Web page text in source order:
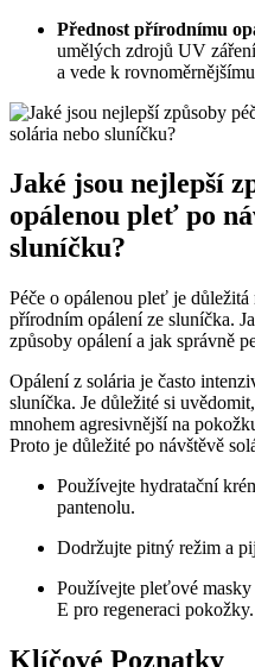
Přednost přírodnímu
umělých zdrojů UV
a vede k
Jaké jsou nejlepší
opálenou pleť po
sluníčku?
Péče o opálenou pleť je
přírodním opálení ze sluníčka.
způsoby opálení a jak správně
Opálení z solária je často
sluníčka. Je důležité si
mnohem agresivnější na
Proto je důležité po návštěvě
Používejte hydratační
pantenolu.
Dodržujte pitný režim a
Používejte pleťové
E pro regeneraci pokožky.
Klíčové Poznatky